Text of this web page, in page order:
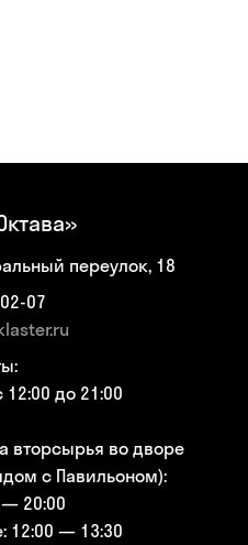
переулок, 18
07
до 21:00
вторсырья во дворе
с Павильоном):
20:00
12:00 — 13:30